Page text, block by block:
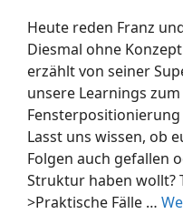
Heute reden Franz
Diesmal ohne
erzählt von seiner
unsere Learnings zum
Lasst uns wissen, ob
Folgen auch gefallen
Struktur haben wollt?
>Praktische Fälle …